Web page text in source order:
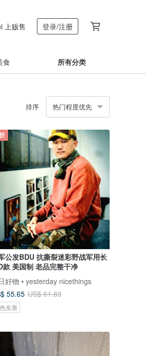
上贩售 登录/注册
食 所有分类
排序 热门程度优先
公发BDU 抗撕裂迷彩野战军用长
款 美国制 老品完整干净
好物 • yesterday nicethings
55.65 US$ 61.83
友善